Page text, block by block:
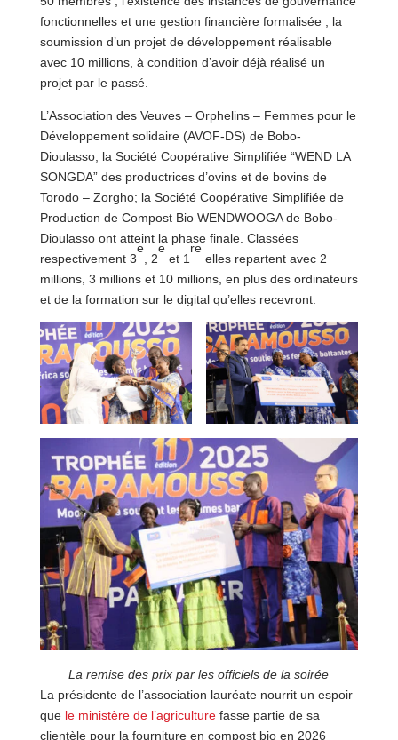
fonctionnelles et une gestion financière formalisée ; la
soumission d’un projet de développement réalisable
avec 10 millions, à condition d’avoir déjà réalisé un
projet par le passé.
L’Association des Veuves – Orphelins – Femmes pour le
Développement solidaire (AVOF-DS) de Bobo-
Dioulasso; la Société Coopérative Simplifiée “WEND LA
SONGDA” des productrices d’ovins et de bovins de
Torodo – Zorgho; la Société Coopérative Simplifiée de
Production de Compost Bio WENDWOOGA de Bobo-
Dioulasso ont atteint la phase finale. Classées
respectivement 3
e
, 2
e
et 1
re
elles repartent avec 2
millions, 3 millions et 10 millions, en plus des ordinateurs
et de la formation sur le digital qu’elles recevront.
La remise des prix par les officiels de la soirée
La présidente de l’association lauréate nourrit un espoir
que le ministère de l’agriculturefasse partie de sa
clientèle pour la fourniture en compost bio en 2026